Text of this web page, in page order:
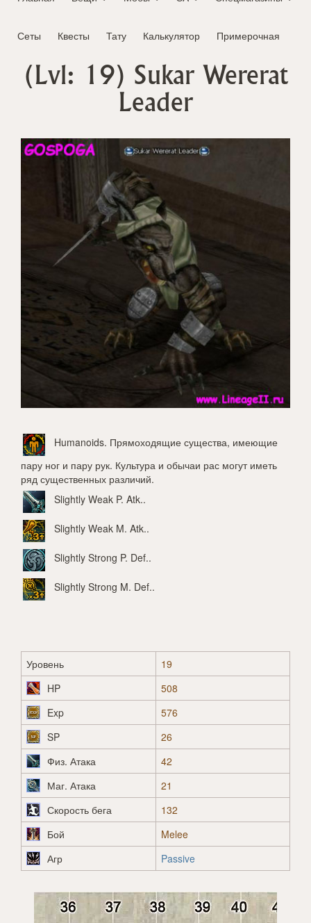
Сеты Квесты Тату Калькулятор Примерочная
(Lvl: 19) Sukar Wererat
Leader
Humanoids. Прямоходящие существа, имеющие
пару ног и пару рук. Культура и обычаи рас могут иметь
ряд существенных различий.
Slightly Weak P. Atk..
Slightly Weak M. Atk..
Slightly Strong P. Def..
Slightly Strong M. Def..
Уровень
19
HP
508
Exp
576
SP
26
Физ. Атака
42
Маг. Атака
21
Скорость бега
132
Бой
Melee
Агр
Passive